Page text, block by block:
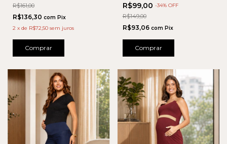
R$161,00
R$136,30 com Pix
2 x de R$72,50 sem juros
Comprar
R$99,00 -34% OFF
R$149,00
R$93,06 com Pix
Comprar